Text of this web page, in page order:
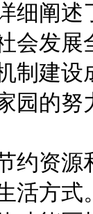
细阐
会发
制建
园的努
资源
活方